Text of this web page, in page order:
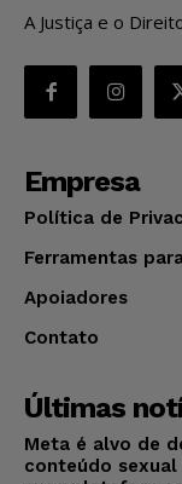
A Justiça e o
Empresa
Política de
Ferramentas
Apoiadores
Contato
Últimas
Meta é alvo de
conteúdo